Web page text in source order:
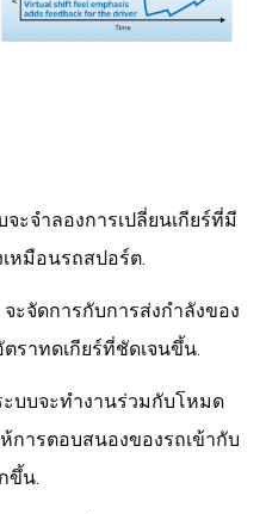
จะจำลองการเปลี่ยนเกียร์ที่มี
หมือนรถสปอร์ต.
ะจัดการกับการส่งกำลังของ
ราทดเกียร์ที่ชัดเจนขึ้น.
บบจะทำงานร่วมกับโหมด
การตอบสนองของรถเข้ากับ
ขึ้น.